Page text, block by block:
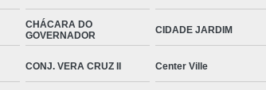
CHÁCARA DO
GOVERNADOR
CIDADE JARDIM
CONJ. VERA CRUZ II Center Ville